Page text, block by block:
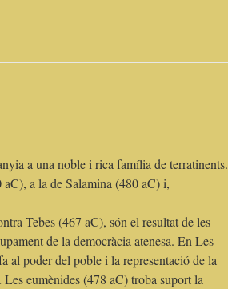
a una noble i rica família de terratinents.
a la de Salamina (480 aC) i,
Tebes (467 aC), són el resultat de les
de la democràcia atenesa. En Les
al poder del poble i la representació de la
eumènides (478 aC) troba suport la